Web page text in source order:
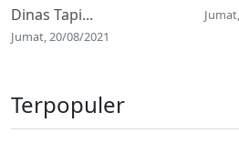
Dinas Tapi...
Jumat, 20/08/2021
Terpopuler